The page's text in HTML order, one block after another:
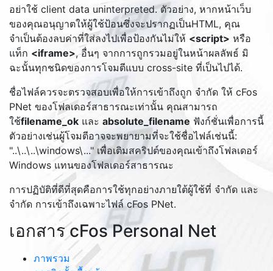
อย่าใช้ client data uninterpreted. ตัวอย่าง, หากหน้าเว็บ
ของคุณอนุญาตให้ผู้ใช้ป้อนซึ่งจะปรากฏเป็นHTML, คุณ
จำเป็นต้องลบค่าที่ใส่ลงไปเพื่อป้องกันไม่ให้ <script> หรือ
แท็ก <iframe>, อื่นๆ จากการถูกรวมอยู่ในหน้าผลลัพธ์ มิ
ฉะนั้นทุกชนิดของการโจมตีแบบ cross-site ที่เป็นไปได้.
ชื่อไฟล์ควรจะตรวจสอบเพื่อให้การเข้าถึงถูก จำกัด ให้ cFos
PNet ของโฟลเดอร์สาธารณะเท่านั้น คุณสามารถ
ใช้filename_ok และ absolute_filename ฟังก์ชั่นเพื่อการนี้
ตัวอย่างเช่นผู้โจมตีอาจจะพยายามที่จะใช้ชื่อไฟล์เช่นนี้:
"..\..\..\windows\..." เพื่อเติมสคริปต์ของคุณเข้าถึงโฟลเดอร์
Windows แทนของโฟลเดอร์สาธารณะ
การปฏิบัติที่ดีที่สุดคือการใช้ทุกอย่างภายใต้ผู้ใช้ที่ จำกัด และ
จำกัด การเข้าถึงเฉพาะไฟล์ cFos PNet.
เอกสาร cFos Personal Net
ภาพรวม